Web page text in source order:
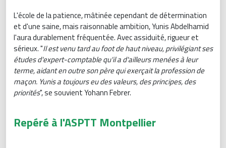
L'école de la patience, mâtinée cependant de détermination
et d'une saine, mais raisonnable ambition, Yunis Abdelhamid
l'aura durablement fréquentée. Avec assiduité, rigueur et
sérieux. "Il est venu tard au foot de haut niveau, privilégiant ses
études d'expert-comptable qu'il a d'ailleurs menées à leur
terme, aidant en outre son père qui exerçait la profession de
maçon. Yunis a toujours eu des valeurs, des principes, des
priorités", se souvient Yohann Febrer.
Repéré à l'ASPTT Montpellier